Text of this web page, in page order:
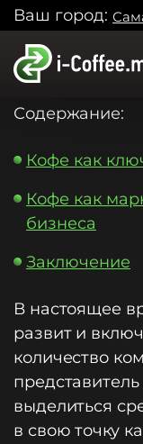
Ваш город:
Содержание:
Кофе как
Кофе как
бизнеса
Заключение
В настоящее
развит и
количество
выделиться
в свою точку